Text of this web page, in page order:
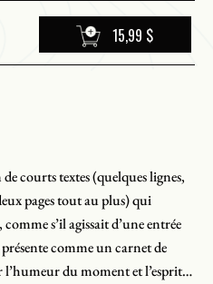
15,99 $
courts textes (quelques lignes,
pages tout au plus) qui
s’il agissait d’une entrée
comme un carnet de
l’humeur du moment et l’esprit